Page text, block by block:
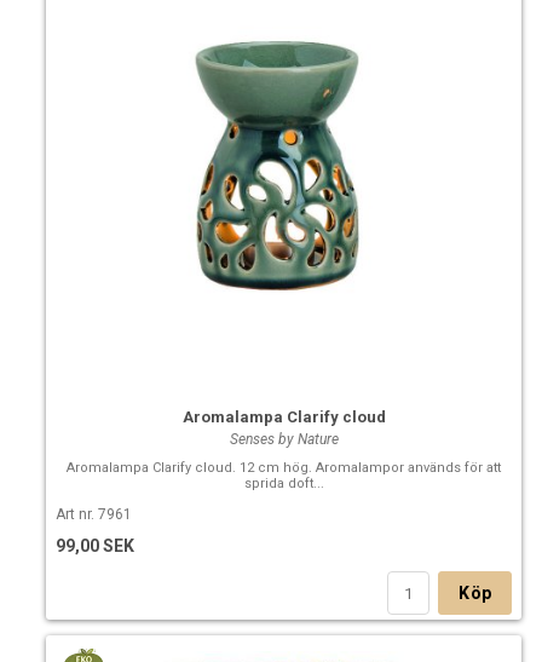
Aromalampa Clarify cloud
Senses by Nature
Aromalampa Clarify cloud. 12 cm hög. Aromalampor används för att
sprida doft...
Art nr. 7961
99,00 SEK
Köp